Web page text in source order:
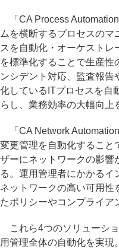
「CA Process
ムを横断するプロセスの
スを自動化・オーケストレ
を標準化することで生産性
ンシデント対応、監査報告
化しているITプロセスを自
らし、業務効率の大幅向上
「CA Network
変更管理を自動化すること
ザーにネットワークの影響
る。運用管理者にかかるイ
ネットワークの高い可用性
たポリシーやコンプライア
これら4つのソリューシ
用管理全体の自動化を実現